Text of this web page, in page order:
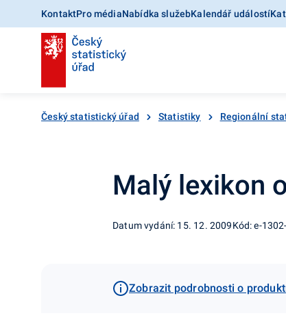
KontaktPro médiaNabídka služebKalendář událostí
Český statistický úřad Statistiky Regionální
Malý lexikon
Datum vydání: 15. 12. 2009Kód: e-
Zobrazit podrobnosti o